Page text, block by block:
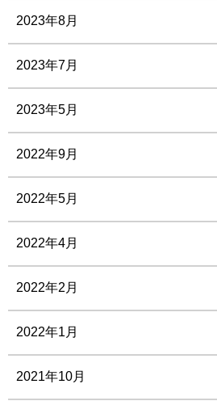
2023年8月
2023年7月
2023年5月
2022年9月
2022年5月
2022年4月
2022年2月
2022年1月
2021年10月